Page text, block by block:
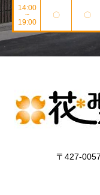
14:00
~
19:00
〇 〇
〒427-